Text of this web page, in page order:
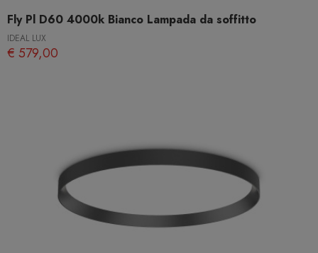
Fly Pl D60 4000k Bianco Lampada da soffitto
IDEAL LUX
€ 579,00